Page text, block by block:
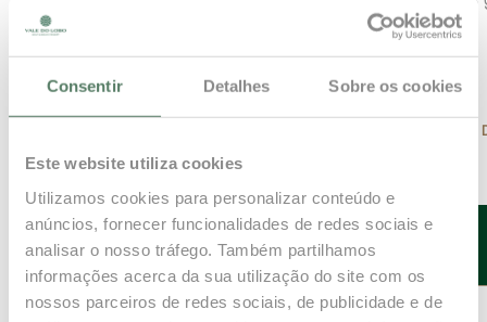
Consentir Detalhes Sobre os cookies
Este website utiliza cookies
Utilizamos cookies para personalizar conteúdo e
anúncios, fornecer funcionalidades de redes sociais e
analisar o nosso tráfego. Também partilhamos
informações acerca da sua utilização do site com os
nossos parceiros de redes sociais, de publicidade e de
não corresponder na integra ao alojamento reservado)
DOWNLOAD
RESERVE JÁ